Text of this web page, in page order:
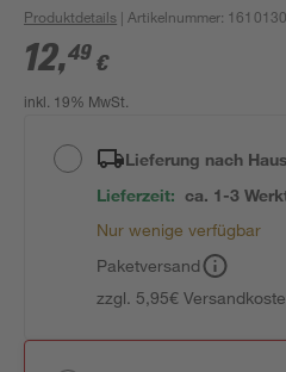
Produktdetails | Artikelnummer: 1610130
12,49 €
inkl. 19% MwSt.
Lieferung nach
Lieferzeit: ca. 1-3
Nur wenige verfügbar
Paketversand
zzgl. 5,95€